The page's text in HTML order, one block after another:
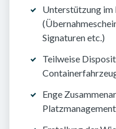
Unterstützung im
Signaturen etc.)
Teilweise
Enge
Platzmanagement